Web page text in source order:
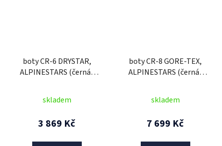
boty CR-6 DRYSTAR,
ALPINESTARS (černá/
skladem
3 869 Kč
boty CR-8 GORE-TEX,
ALPINESTARS (černá/
skladem
7 699 Kč